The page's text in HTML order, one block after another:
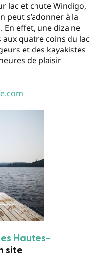
lac et chute Windigo,
peut s’adonner à la
En effet, une dizaine
quatre coins du lac
et des kayakistes
de plaisir
Hautes-
site